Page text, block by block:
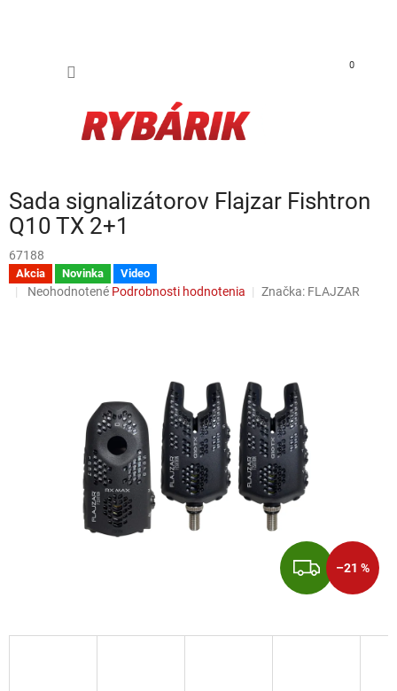
0
Sada signalizátorov Flajzar Fishtron
Q10 TX 2+1
67188
Akcia Novinka Video
Priemerné hodnotenie produktu je 0,0 z 5 hviezdičiek.
Neohodnotené Podrobnosti hodnotenia Značka: FLAJZAR
–21 %